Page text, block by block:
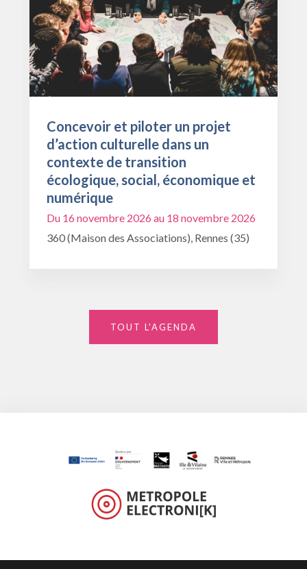
Concevoir et piloter un projet
d’action culturelle dans un
contexte de transition
écologique, social, économique et
numérique
Du 16 novembre 2026 au 18 novembre 2026
360 (Maison des Associations), Rennes (35)
TOUT L'AGENDA